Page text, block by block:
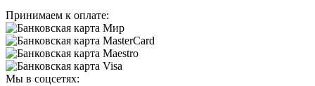
Принимаем к оплате:
Мы в соцсетях: